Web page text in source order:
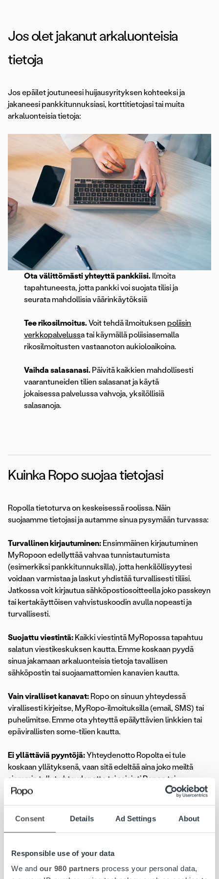
Consent Details Ad Settings About
Responsible use of your data
We and our 980 partners process your personal data,
Jos olet jakanut arkaluonteisia
tietoja
Jos epäilet joutuneesi huijausyrityksen kohteeksi ja
jakaneesi pankkitunnuksiasi, korttitietojasi tai muita
arkaluonteisia tietoja:
Ota välittömästi yhteyttä pankkiisi. Ilmoita
tapahtuneesta, jotta pankki voi suojata tilisi ja
seurata mahdollisia väärinkäytöksiä
Tee rikosilmoitus.Voit tehdä ilmoituksen poliisin
verkkopalvelussa tai käymällä poliisiasemalla
rikosilmoitusten vastaanoton aukioloaikoina.
Vaihda salasanasi. Päivitä kaikkien mahdollisesti
vaarantuneiden tilien salasanat ja käytä
jokaisessa palvelussa vahvoja, yksilöllisiä
salasanoja.
Kuinka Ropo suojaa tietojasi
Ropolla tietoturva on keskeisessä roolissa. Näin
suojaamme tietojasi ja autamme sinua pysymään turvassa:
Turvallinen kirjautuminen: Ensimmäinen kirjautuminen
MyRopoon edellyttää vahvaa tunnistautumista
(esimerkiksi pankkitunnuksilla), jotta henkilöllisyytesi
voidaan varmistaa ja laskut yhdistää turvallisesti tiliisi.
Jatkossa voit kirjautua sähköpostiosoitteella joko passkeyn
tai kertakäyttöisen vahvistuskoodin avulla nopeasti ja
turvallisesti.
Suojattu viestintä: Kaikki viestintä MyRopossa tapahtuu
salatun viestikeskuksen kautta. Emme koskaan pyydä
sinua jakamaan arkaluonteisia tietoja tavallisen
sähköpostin tai suojaamattomien kanavien kautta.
Vain viralliset kanavat: Ropo on sinuun yhteydessä
virallisesti kirjeitse, MyRopo-ilmoituksilla (email, SMS) tai
puhelimitse. Emme ota yhteyttä epäilyttävien linkkien tai
epävirallisten some-tilien kautta.
Ei yllättäviä pyyntöjä:Yhteydenotto Ropolta ei tule
koskaan yllätyksenä, vaan sitä edeltää aina joko meiltä
aiemmin tullut yhteydenotto tai asiointi Ropon tai
asiakasyrityksemme kanssa. Jos Ropon nimissä
tietoa, on syytä olla erityisen tarkkana viestiä avatessa.